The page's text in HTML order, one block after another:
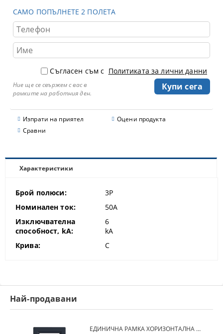
САМО ПОПЪЛНЕТЕ 2 ПОЛЕТА
Съгласен съм с Политиката за лични данни
Ние ще се свържем с вас в
рамките на работния ден.
Изпрати на приятел
Оцени продукта
Сравни
Характеристики
Брой полюси:
3P
Номинален ток:
50A
Изключвателна
способност, kA:
6
kA
Крива:
C
Най-продавани
ЕДИНИЧНА РАМКА ХОРИЗОНТАЛНА SCHNEIDER ASFORA EPH5800171 - АНТРАЦИТ